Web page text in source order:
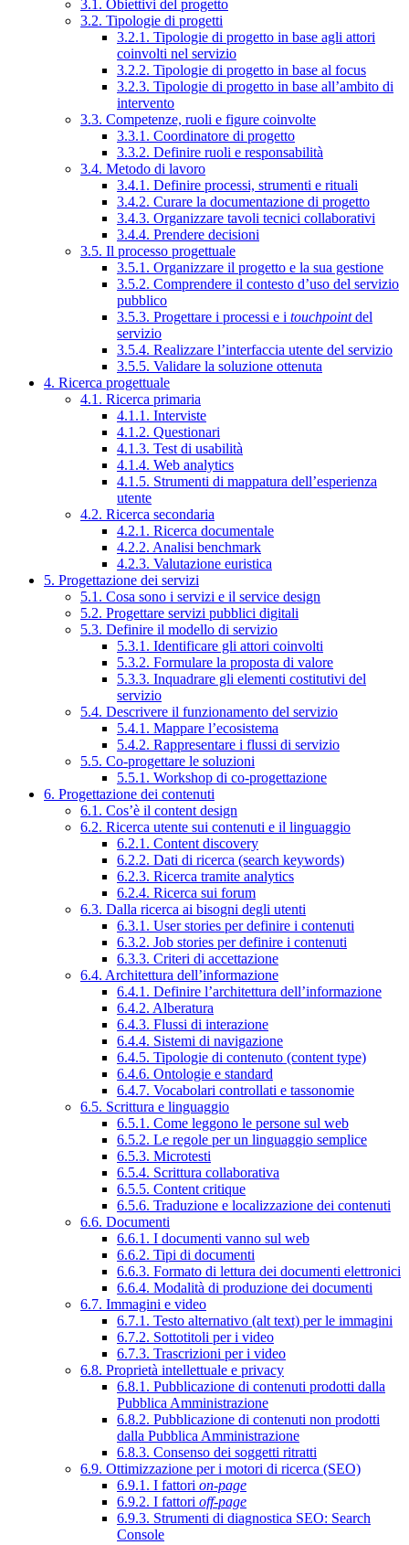
3.1. Obiettivi del progetto
3.2. Tipologie di progetti
3.2.1. Tipologie di progetto in base agli attori
coinvolti nel servizio
3.2.2. Tipologie di progetto in base al focus
3.2.3. Tipologie di progetto in base all’ambito di
intervento
3.3. Competenze, ruoli e figure coinvolte
3.3.1. Coordinatore di progetto
3.3.2. Definire ruoli e responsabilità
3.4. Metodo di lavoro
3.4.1. Definire processi, strumenti e rituali
3.4.2. Curare la documentazione di progetto
3.4.3. Organizzare tavoli tecnici collaborativi
3.4.4. Prendere decisioni
3.5. Il processo progettuale
3.5.1. Organizzare il progetto e la sua gestione
3.5.2. Comprendere il contesto d’uso del servizio
pubblico
3.5.3. Progettare i processi e i touchpointdel
servizio
3.5.4. Realizzare l’interfaccia utente del servizio
3.5.5. Validare la soluzione ottenuta
4. Ricerca progettuale
4.1. Ricerca primaria
4.1.1. Interviste
4.1.2. Questionari
4.1.3. Test di usabilità
4.1.4. Web analytics
4.1.5. Strumenti di mappatura dell’esperienza
utente
4.2. Ricerca secondaria
4.2.1. Ricerca documentale
4.2.2. Analisi benchmark
4.2.3. Valutazione euristica
5. Progettazione dei servizi
5.1. Cosa sono i servizi e il service design
5.2. Progettare servizi pubblici digitali
5.3. Definire il modello di servizio
5.3.1. Identificare gli attori coinvolti
5.3.2. Formulare la proposta di valore
5.3.3. Inquadrare gli elementi costitutivi del
servizio
5.4. Descrivere il funzionamento del servizio
5.4.1. Mappare l’ecosistema
5.4.2. Rappresentare i flussi di servizio
5.5. Co-progettare le soluzioni
5.5.1. Workshop di co-progettazione
6. Progettazione dei contenuti
6.1. Cos’è il content design
6.2. Ricerca utente sui contenuti e il linguaggio
6.2.1. Content discovery
6.2.2. Dati di ricerca (search keywords)
6.2.3. Ricerca tramite analytics
6.2.4. Ricerca sui forum
6.3. Dalla ricerca ai bisogni degli utenti
6.3.1. User stories per definire i contenuti
6.3.2. Job stories per definire i contenuti
6.3.3. Criteri di accettazione
6.4. Architettura dell’informazione
6.4.1. Definire l’architettura dell’informazione
6.4.2. Alberatura
6.4.3. Flussi di interazione
6.4.4. Sistemi di navigazione
6.4.5. Tipologie di contenuto (content type)
6.4.6. Ontologie e standard
6.4.7. Vocabolari controllati e tassonomie
6.5. Scrittura e linguaggio
6.5.1. Come leggono le persone sul web
6.5.2. Le regole per un linguaggio semplice
6.5.3. Microtesti
6.5.4. Scrittura collaborativa
6.5.5. Content critique
6.5.6. Traduzione e localizzazione dei contenuti
6.6. Documenti
6.6.1. I documenti vanno sul web
6.6.2. Tipi di documenti
6.6.3. Formato di lettura dei documenti elettronici
6.6.4. Modalità di produzione dei documenti
6.7. Immagini e video
6.7.1. Testo alternativo (alt text) per le immagini
6.7.2. Sottotitoli per i video
6.7.3. Trascrizioni per i video
6.8. Proprietà intellettuale e privacy
6.8.1. Pubblicazione di contenuti prodotti dalla
Pubblica Amministrazione
6.8.2. Pubblicazione di contenuti non prodotti
dalla Pubblica Amministrazione
6.8.3. Consenso dei soggetti ritratti
6.9. Ottimizzazione per i motori di ricerca (SEO)
6.9.1. I fattori on-page
6.9.2. I fattori off-page
6.9.3. Strumenti di diagnostica SEO: Search
Console